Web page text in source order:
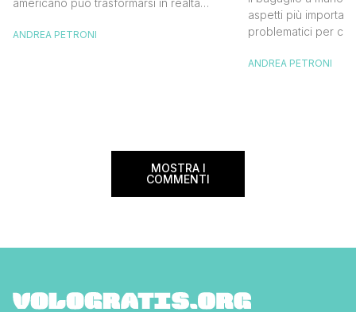
France. Tale realtà, fondata nel 1933, ha
ANDREA PETRONI
aspetti più
problematici per chi
bagaglio cambiano
ANDREA PETRONI
MOSTRA I
COMMENTI